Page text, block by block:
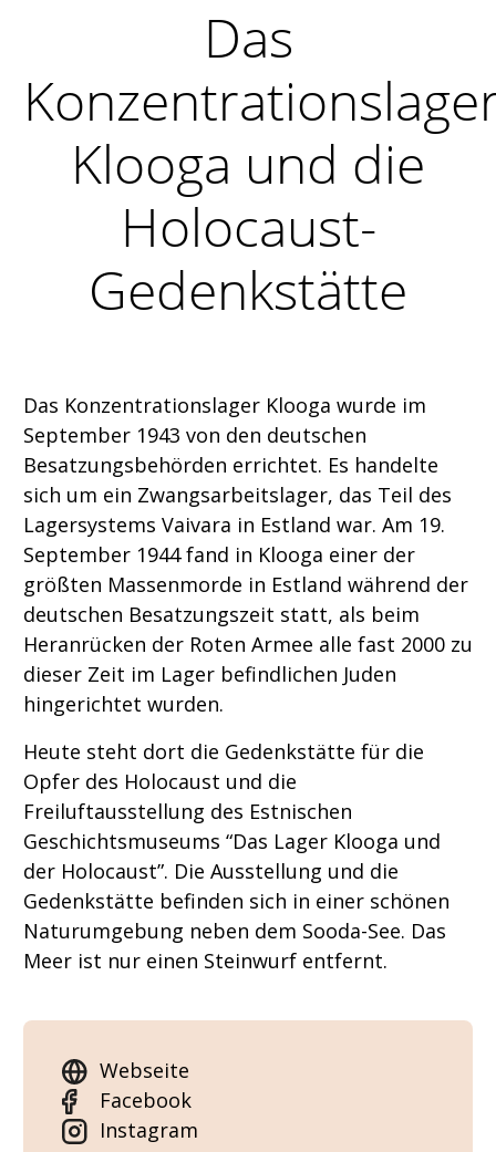
Das
Klooga und die
Holocaust-
Gedenkstätte
Das Konzentrationslager Klooga wurde im
September 1943 von den deutschen
Besatzungsbehörden errichtet. Es handelte
sich um ein Zwangsarbeitslager, das Teil des
Lagersystems Vaivara in Estland war. Am 19.
September 1944 fand in Klooga einer der
größten Massenmorde in Estland während der
deutschen Besatzungszeit statt, als beim
Heranrücken der Roten Armee alle fast 2000 zu
dieser Zeit im Lager befindlichen Juden
hingerichtet wurden.
Heute steht dort die Gedenkstätte für die
Opfer des Holocaust und die
Freiluftausstellung des Estnischen
Geschichtsmuseums “Das Lager Klooga und
der Holocaust”. Die Ausstellung und die
Gedenkstätte befinden sich in einer schönen
Naturumgebung neben dem Sooda-See. Das
Meer ist nur einen Steinwurf entfernt.
Webseite
Facebook
Instagram